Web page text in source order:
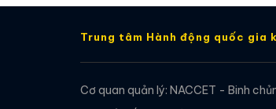
Trung tâm Hành động quốc gia
Cơ quan quản lý: NACCET - Binh